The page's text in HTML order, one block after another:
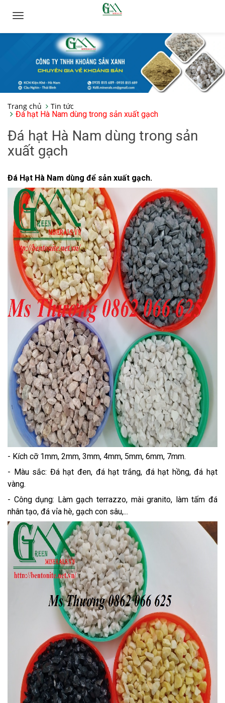
Toggle
Trang chủ
Tin tức
Đá hạt Hà Nam dùng trong sản xuất gạch
Đá hạt Hà Nam dùng trong sản
xuất gạch
Đá Hạt Hà Nam dùng để sản xuất gạch.
- Kích cỡ 1mm, 2mm, 3mm, 4mm, 5mm, 6mm, 7mm.
- Màu sắc: Đá hạt đen, đá hạt trắng, đá hạt hồng, đá hạt
vàng.
- Công dụng: Làm gạch terrazzo, mài granito, làm tấm đá
nhân tạo, đá vỉa hè, gạch con sâu,...